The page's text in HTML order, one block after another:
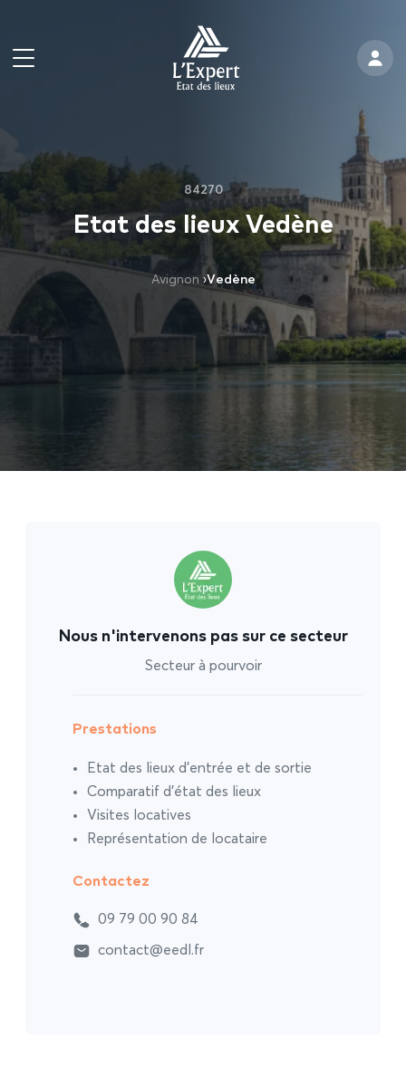
84270
Etat des lieux Vedène
Avignon ›Vedène
Nous n'intervenons pas sur ce secteur
Secteur à pourvoir
Prestations
Etat des lieux d’entrée et de sortie
Comparatif d’état des lieux
Visites locatives
Représentation de locataire
Contactez
09 79 00 90 84
contact@eedl.fr